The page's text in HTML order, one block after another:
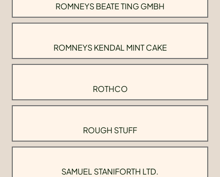
ROMNEYS BEATE TING GMBH
ROMNEYS KENDAL MINT CAKE
ROTHCO
ROUGH STUFF
SAMUEL STANIFORTH LTD.